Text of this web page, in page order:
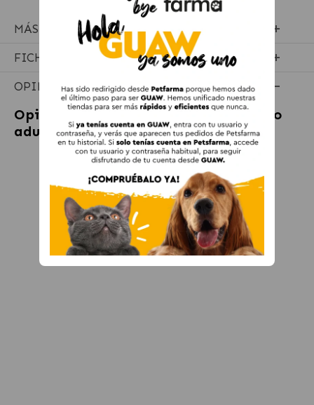
MÁS INFORMACIÓN
FICHA TÉCNICA
OPINIONES
Opiniones sobrePack Churu para gato
adulto Pure de Atun Con Vieira